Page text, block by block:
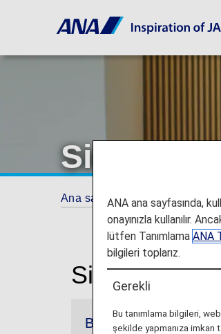
Singapur
Ana sayfa Seyahat Bilgileri
Singapur
Bilgiler
ANA ana sayfasında,
onayınızla kullanılır.
lütfen TanımlamaANA
bilgileri toplarız.
Gerekli
Bu tanımlama bilgileri,
şekilde yapmanıza imkan